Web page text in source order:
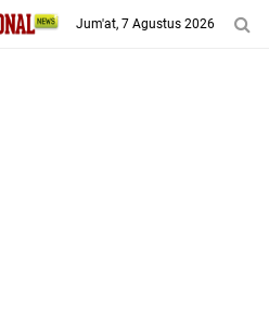
Jum'at, 7 Agustus 2026